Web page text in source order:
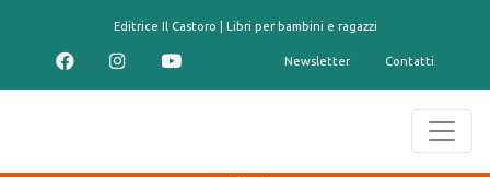
Editrice Il Castoro | Libri per bambini e ragazzi
Newsletter Contatti